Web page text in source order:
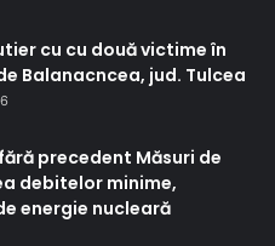
cu cu două victime în
Balanacncea, jud. Tulcea
precedent Măsuri de
debitelor minime,
energie nucleară